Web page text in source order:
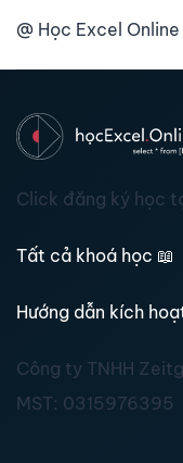
@ Học Excel
Click đăng ký học
Tất cả khoá học 📖
Hướng dẫn kích
Công ty TNHH
MST: 0315976395